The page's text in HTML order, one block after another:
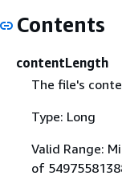
Contents
contentLength
The file's
Type: Long
Valid Range:
of